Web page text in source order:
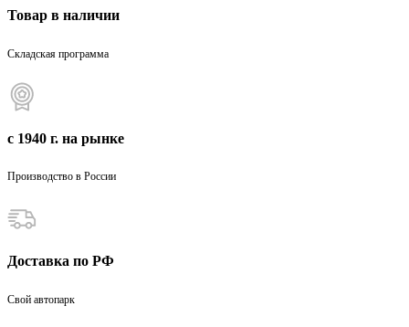
Товар в наличии
Складская программа
с 1940 г. на рынке
Производство в России
Доставка по РФ
Свой автопарк